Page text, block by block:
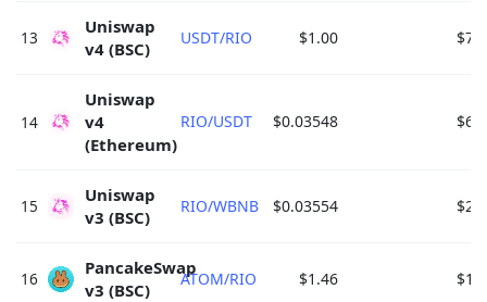
13
Uniswap
v4 (BSC)
USDT/RIO $1.00
14
Uniswap
v4
(Ethereum)
RIO/USDT $0.03548
15
Uniswap
v3 (BSC)
RIO/WBNB $0.03554
16
PancakeSwap
v3 (BSC)
ATOM/RIO $1.46